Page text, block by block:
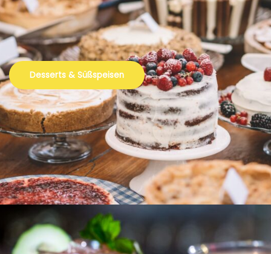
Desserts & Süßspeisen